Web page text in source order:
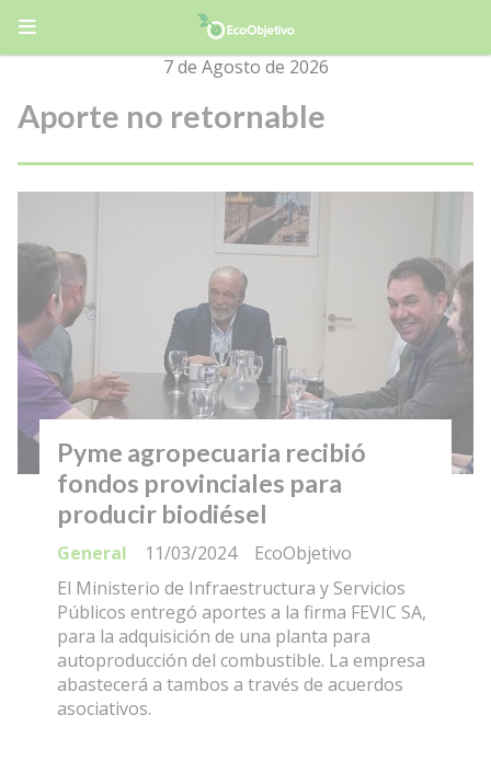
7 de Agosto de 2026
Aporte no retornable
Pyme agropecuaria recibió
fondos provinciales para
producir biodiésel
EcoObjetivo
General
11/03/2024
El Ministerio de Infraestructura y Servicios
Públicos entregó aportes a la firma FEVIC SA,
para la adquisición de una planta para
autoproducción del combustible. La empresa
abastecerá a tambos a través de acuerdos
asociativos.